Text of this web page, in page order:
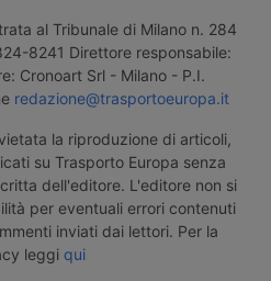
al Tribunale di Milano n. 284
8241 Direttore responsabile:
Cronoart Srl - Milano - P.I.
redazione@trasportoeuropa.it
la riproduzione di articoli,
su Trasporto Europa senza
dell'editore. L'editore non si
per eventuali errori contenuti
inviati dai lettori. Per la
leggi qui